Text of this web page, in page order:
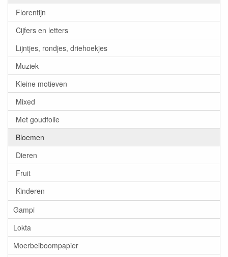
Florentijn
Cijfers en letters
Lijntjes, rondjes, driehoekjes
Muziek
Kleine motieven
Mixed
Met goudfolie
Bloemen
Dieren
Fruit
Kinderen
Gampi
Lokta
Moerbeiboompapier